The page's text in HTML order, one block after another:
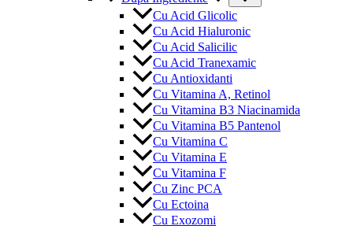
Toggle
Cu Acid Glicolic
Cu Acid Hialuronic
Cu Acid Salicilic
Cu Acid Tranexamic
Cu Antioxidanti
Cu Vitamina A, Retinol
Cu Vitamina B3 Niacinamida
Cu Vitamina B5 Pantenol
Cu Vitamina C
Cu Vitamina E
Cu Vitamina F
Cu Zinc PCA
Cu Ectoina
Cu Exozomi